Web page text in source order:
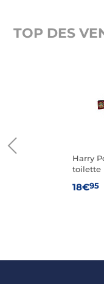
TOP DES
Harry
toilette
18€95